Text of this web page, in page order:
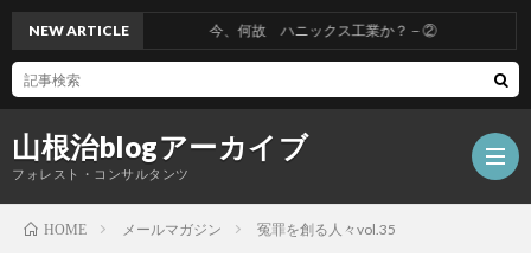
山根治blogアーカイブ
フォレスト・コンサルタンツ
NEW ARTICLE 今、何故 ハニックス工業か？－②
HOME メールマガジン 冤罪を創る人々vol.35